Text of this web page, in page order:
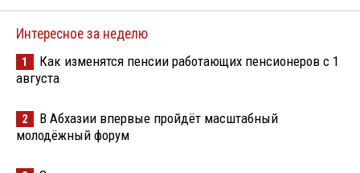
Интересное за неделю
1
Как изменятся пенсии работающих пенсионеров с 1
августа
2
В Абхазии впервые пройдёт масштабный
молодёжный форум